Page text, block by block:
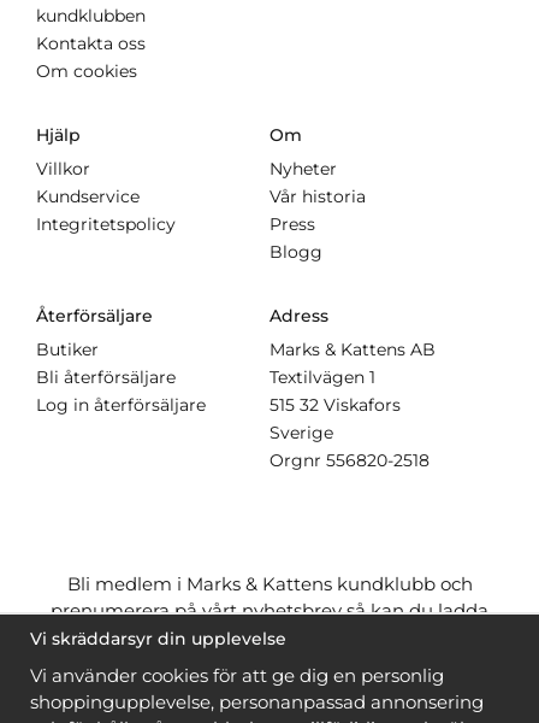
kundklubben
Kontakta oss
Om cookies
Hjälp
Villkor
Kundservice
Integritetspolicy
Om
Nyheter
Vår historia
Press
Blogg
Återförsäljare
Butiker
Bli återförsäljare
Log in återförsäljare
Adress
Marks & Kattens AB
Textilvägen 1
515 32 Viskafors
Sverige
Orgnr 556820-2518
Bli medlem i Marks & Kattens kundklubb och
prenumerera på vårt nyhetsbrev så kan du ladda
ner många mönstergratisoch få många
när du handlar garn till mönstret. Du ser vilka som
är
gratis när du är inloggad
Vi skräddarsyr din upplevelse
Vi använder cookies för att ge dig en personlig
shoppingupplevelse, personanpassad annonsering